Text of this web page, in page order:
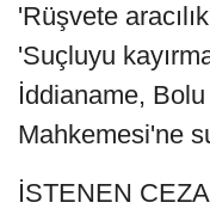
'Rüşvete
'Suçluyu
İddianame,
Mahkemesi'ne
İSTENEN